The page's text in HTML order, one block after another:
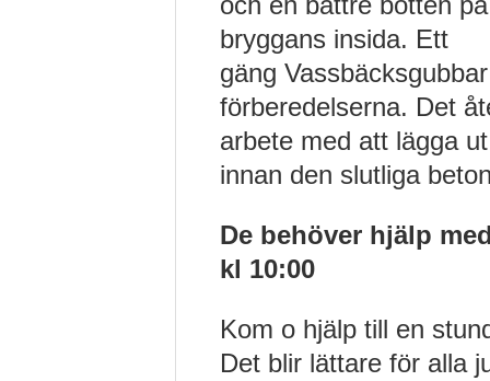
bryggans insida. Ett
gäng
förberedelserna. Det
arbete med att lägga
innan den slutliga
De behöver hjälp
kl 10:00
Kom o hjälp till en
Det blir lättare för alla